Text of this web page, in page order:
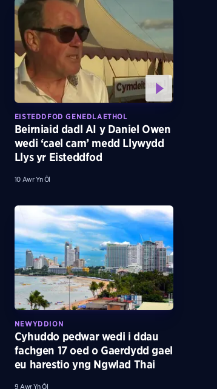
EISTEDDFOD GENEDLAETHOL
Beirniaid dadl AI y Daniel Owen
wedi ‘cael cam’ medd Llywydd
Llys yr Eisteddfod
10 Awr Yn Ôl
NEWYDDION
Cyhuddo pedwar wedi i ddau
fachgen 17 oed o Gaerdydd gael
eu harestio yng Ngwlad Thai
9 Awr Yn Ôl